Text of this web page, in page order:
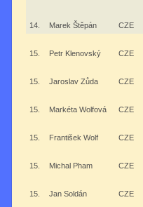
14. Marek Štěpán CZE
15. Petr Klenovský CZE
15. Jaroslav Zůda CZE
15. Markéta Wolfová CZE
15. František Wolf CZE
15. Michal Pham CZE
15. Jan Soldán CZE